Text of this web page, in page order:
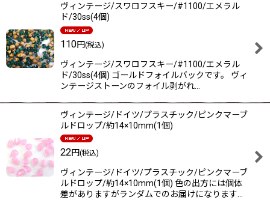
ヴィンテージ/スワロフスキー/#1100/エメラル
ド/30ss(4個)
110円(税込)
ヴィンテージ/スワロフスキー/#1100/エメラル
ド/30ss(4個) ゴールドフォイルバックです。 ヴィ
ンテージストーンのフォイル剥がれ…
ヴィンテージ/ドイツ/プラスチック/ピンクマーブ
ルドロップ/約14×10mm(1個)
22円(税込)
ヴィンテージ/ドイツ/プラスチック/ピンクマーブ
ルドロップ/約14×10mm(1個) 色の出方には個体
差がありますがランダムでのお届けになります…